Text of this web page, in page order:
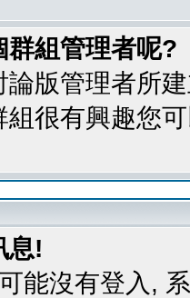
群組管理者呢?
版管理者所
很有興趣您
息!
能沒有登入,